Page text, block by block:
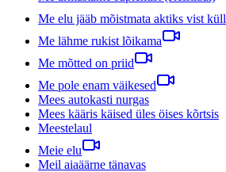
Me elu jääb mõistmata aktiks vist küll
Me lähme rukist lõikama
Me mõtted on priid
Me pole enam väikesed
Mees autokasti nurgas
Mees kääris käised üles öises kõrtsis
Meestelaul
Meie elu
Meil aiaäärne tänavas